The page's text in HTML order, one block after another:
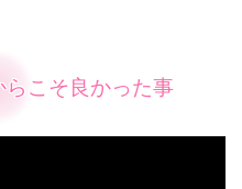
こそ良かった事